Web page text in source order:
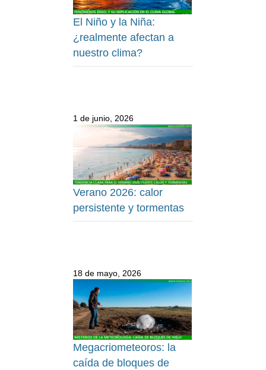
El Niño y la Niña:
¿realmente afectan a
nuestro clima?
1 de junio, 2026
Verano 2026: calor
persistente y tormentas
18 de mayo, 2026
Megacriometeoros: la
caída de bloques de